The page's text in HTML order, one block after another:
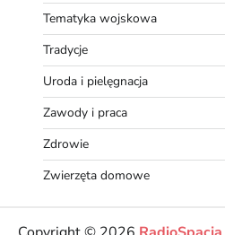
Tematyka wojskowa
Tradycje
Uroda i pielęgnacja
Zawody i praca
Zdrowie
Zwierzęta domowe